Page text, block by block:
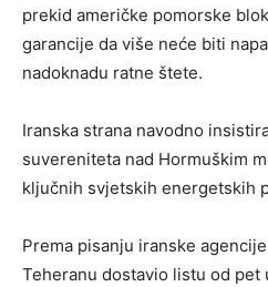
prekid američke pomorske
garancije da više neće biti
nadoknadu ratne štete.
Iranska strana navodno
suvereniteta nad Hormuškim
ključnih svjetskih energetskih
Prema pisanju iranske
Teheranu dostavio listu od pet